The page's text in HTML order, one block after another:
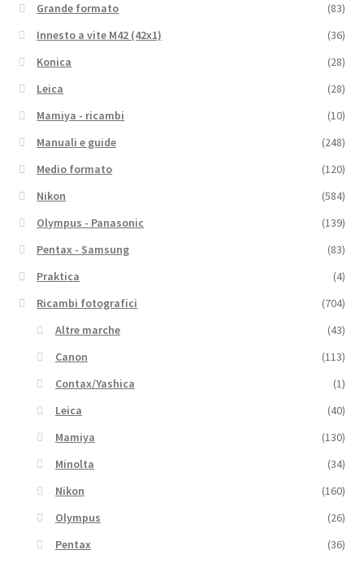
Grande formato
(83)
Innesto a vite M42 (42x1)
(36)
Konica
(28)
Leica
(28)
Mamiya - ricambi
(10)
Manuali e guide
(248)
Medio formato
(120)
Nikon
(584)
Olympus - Panasonic
(139)
Pentax - Samsung
(83)
Praktica
(4)
Ricambi fotografici
(704)
Altre marche
(43)
Canon
(113)
Contax/Yashica
(1)
Leica
(40)
Mamiya
(130)
Minolta
(34)
Nikon
(160)
Olympus
(26)
Pentax
(36)